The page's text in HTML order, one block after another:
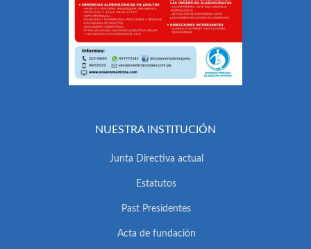
NUESTRA INSTITUCIÓN
Junta Directiva actual
Estatutos
Past Presidentes
Acta de fundación